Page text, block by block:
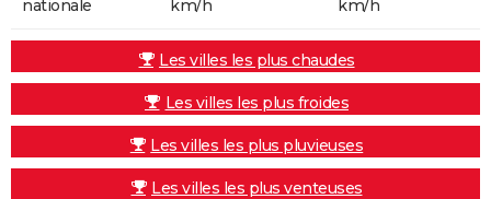
nationale
km/h
km/h
Les villes les plus chaudes
Les villes les plus froides
Les villes les plus pluvieuses
Les villes les plus venteuses